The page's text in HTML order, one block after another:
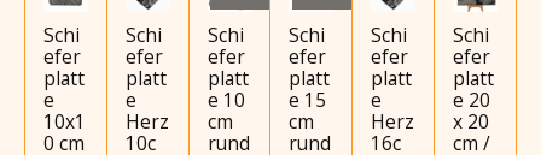
Schi
efer
platt
e
10x1
0 cm
Schi
efer
platt
e
Herz
10c
Schi
efer
platt
e 10
cm
rund
Schi
efer
platt
e 15
cm
rund
Schi
efer
platt
e
Herz
16c
Schi
efer
platt
e 20
x 20
cm /